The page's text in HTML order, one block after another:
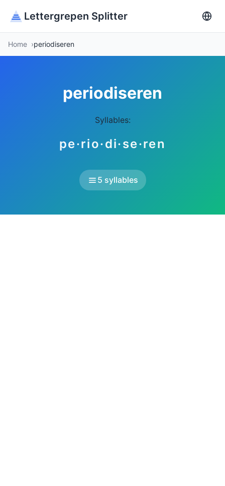
Lettergrepen Splitter
Home periodiseren
periodiseren
Syllables:
pe·rio·di·se·ren
5 syllables